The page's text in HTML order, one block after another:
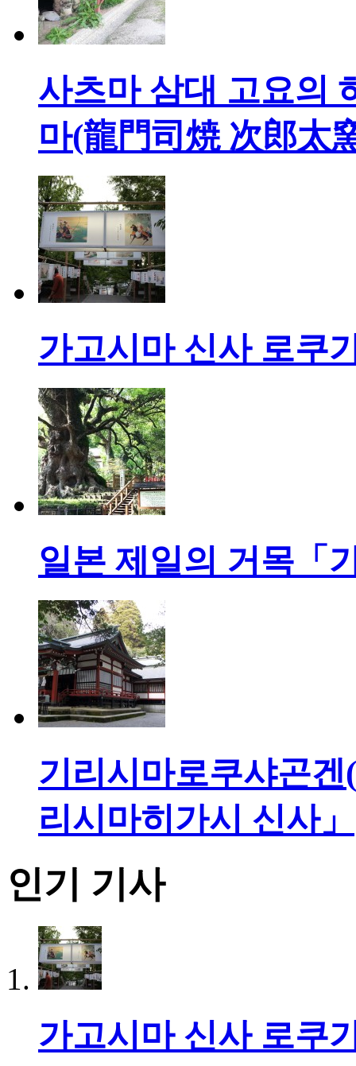
사츠마 삼대 고요의
마(龍門司焼 次郎太
가고시마 신사 로쿠
일본 제일의 거목「
기리시마로쿠샤곤
리시마히가시 신사」
인기 기사
가고시마 신사 로쿠